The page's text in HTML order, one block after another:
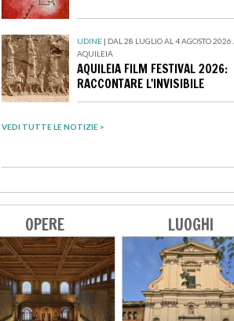
UDINE | DAL 28 LUGLIO AL 4 AGOSTO 2026
AQUILEIA
AQUILEIA FILM FESTIVAL 2026:
RACCONTARE L'INVISIBILE
VEDI TUTTE LE NOTIZIE >
OPERE LUOGHI